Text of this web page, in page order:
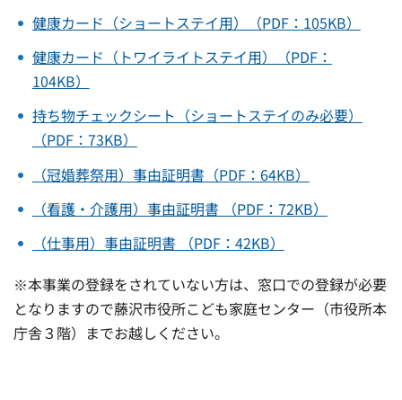
健康カード（ショートステイ用）（PDF：105KB）
健康カード（トワイライトステイ用）（PDF：
104KB）
持ち物チェックシート（ショートステイのみ必要）
（PDF：73KB）
（冠婚葬祭用）事由証明書（PDF：64KB）
（看護・介護用）事由証明書 （PDF：72KB）
（仕事用）事由証明書 （PDF：42KB）
※本事業の登録をされていない方は、窓口での登録が必要
となりますので藤沢市役所こども家庭センター（市役所本
庁舎３階）までお越しください。